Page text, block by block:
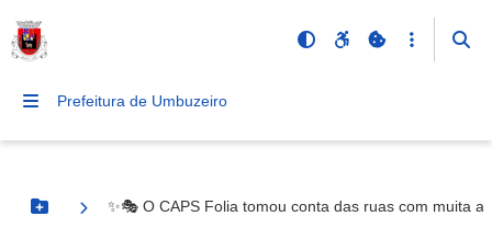
Prefeitura de Umbuzeiro
Botão Menu
✨🎭 O CAPS Folia tomou conta das ruas com muita